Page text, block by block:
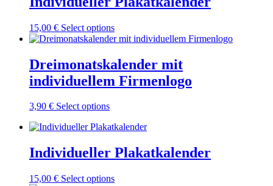
15,00 € Select options
Dreimonatskalender mit
individuellem Firmenlogo
3,90 € Select options
Individueller Plakatkalender
15,00 € Select options